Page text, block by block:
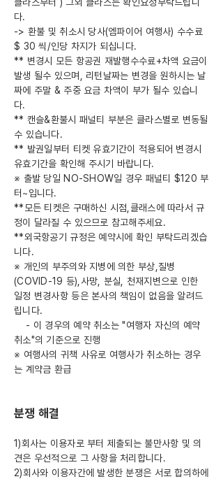
다.
-> 환불 및 취소시 당사(엠파이어 여행사) 수수료
$ 30 씩/인당 차지가 되십니다.
** 변경시 모든 항공권 재발행수수료+차액 요금이
발생 될수 있으며, 리턴날짜는 변경을 원하시는 날
짜에 주말 & 주중 요금 차액이 부가 될수 있습니
다.
** 캔슬&환불시 패널티 부분은 클라스별로 변동될
수 있습니다.
** 발권일부터 티켓 유효기간이 적용되어 변경시
유효기간을 확인해 주시기 바랍니다.
※ 출발 당일 NO-SHOW일 경우 패널티 $120 부
터~입니다.
**모든 티켓은 구매하신 시점,클래스에 따라서 규
정이 달라질 수 있으므로 참고해주세요.
**외국항공기 규정은 예약시에 확인 부탁드리겠습
니다.
※ 개인의 부주의와 지병에 의한 부상,질병
(COVID-19 등),사망, 분실, 천재지변으로 인한
일정 변경사항 등은 본사의 책임이 없음을 알려드
립니다.
- 이 경우의 예약 취소는 "여행자 자신의 예약
취소"의 기준으로 진행
※ 여행사의 귀책 사유로 여행사가 취소하는 경우
는 계약금 환급
분쟁 해결
1)회사는 이용자로 부터 제출되는 불만사항 및 의
견은 우선적으로 그 사항을 처리합니다.
2)회사와 이용자간에 발생한 분쟁은 서로 합의하에